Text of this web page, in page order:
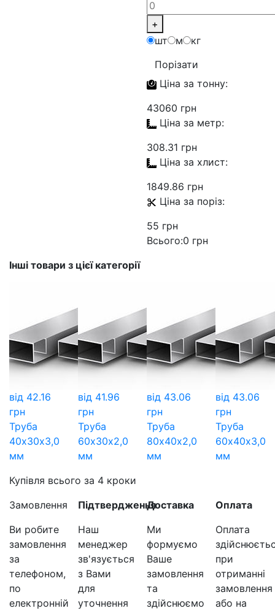
+
шт
м
кг
Порізати
Ціна за тонну:
43060 грн
Ціна за метр:
308.31 грн
Ціна за хлист:
1849.86 грн
Ціна за поріз:
55 грн
Всього:0 грн
Інші товари з цієї категорії
від 42.16
грн
Труба
40х30х3,0
мм
від 41.96
грн
Труба
60х30х2,0
мм
від 43.06
грн
Труба
80х40х2,0
мм
від 43.06
грн
Труба
60х40х3,0
мм
Купівля всього за 4 кроки
Замовлення
Ви робите
замовлення
за
телефоном,
по
електронній
Підтвердження
Наш
менеджер
зв'язується
з Вами
для
уточнення
Доставка
Ми
формуємо
Ваше
замовлення
та
здійснюємо
Оплата
Оплата
при
отриманні
замовлення
або на